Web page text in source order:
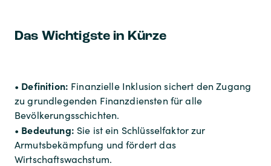
Das Wichtigste in Kürze
• Definition: Finanzielle Inklusion sichert den Zugang
zu grundlegenden Finanzdiensten für alle
Bevölkerungsschichten.
• Bedeutung: Sie ist ein Schlüsselfaktor zur
Armutsbekämpfung und fördert das
Wirtschaftswachstum.